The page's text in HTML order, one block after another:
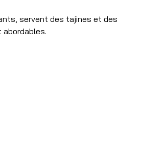
servent des tajines et des